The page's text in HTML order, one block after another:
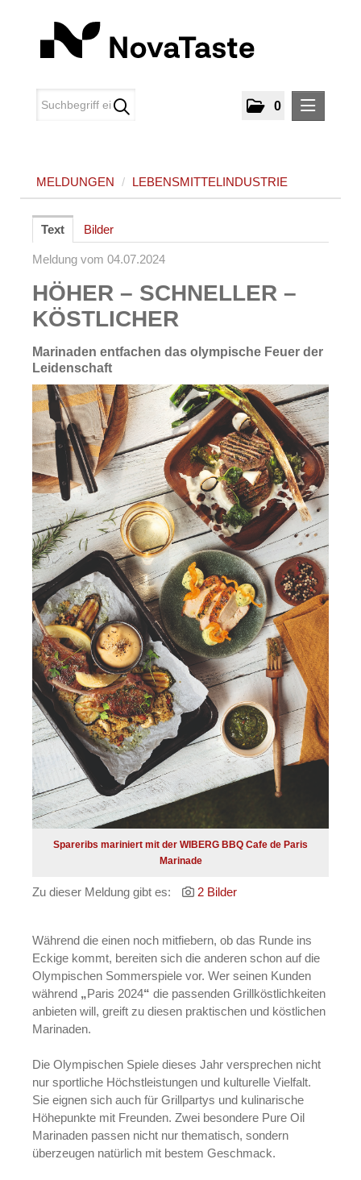
0
MEDIA
ÜBER UNS
KONTAKT
MELDUNGEN / LEBENSMITTELINDUSTRIE
Text Bilder
Meldung vom 04.07.2024
HÖHER – SCHNELLER –
KÖSTLICHER
Marinaden entfachen das olympische Feuer der
Leidenschaft
Spareribs mariniert mit der WIBERG BBQ Cafe de Paris
Marinade
Zu dieser Meldung gibt es: 2 Bilder
Während die einen noch mitfiebern, ob das Runde ins
Eckige kommt, bereiten sich die anderen schon auf die
Olympischen Sommerspiele vor. Wer seinen Kunden
während „Paris 2024“ die passenden Grillköstlichkeiten
anbieten will, greift zu diesen praktischen und köstlichen
Marinaden.
Die Olympischen Spiele dieses Jahr versprechen nicht
nur sportliche Höchstleistungen und kulturelle Vielfalt.
Sie eignen sich auch für Grillpartys und kulinarische
Höhepunkte mit Freunden. Zwei besondere Pure Oil
Marinaden passen nicht nur thematisch, sondern
überzeugen natürlich mit bestem Geschmack.